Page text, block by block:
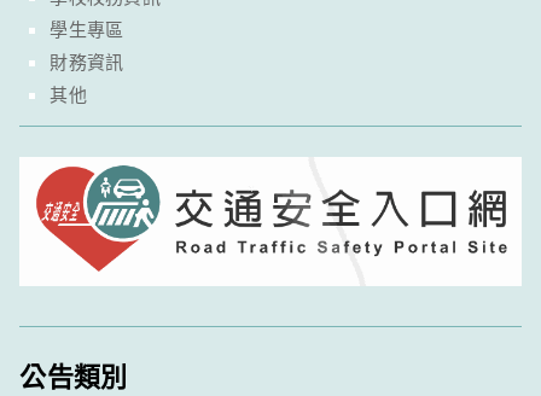
學生專區
財務資訊
其他
公告類別